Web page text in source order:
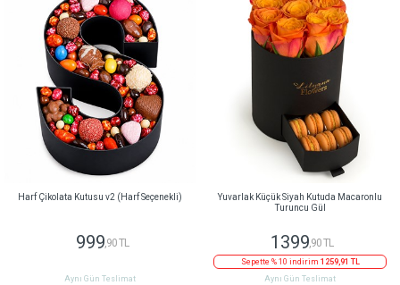
Harf Çikolata Kutusu v2 (Harf Seçenekli)
999,90 TL
Aynı Gün Teslimat
Yuvarlak Küçük Siyah Kutuda Macaronlu
Turuncu Gül
1399,90 TL
Sepette % 10 indirim 1259,91 TL
Aynı Gün Teslimat